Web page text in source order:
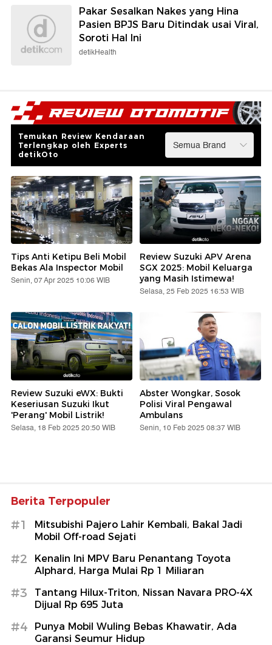
Pakar Sesalkan Nakes yang Hina
Pasien BPJS Baru Ditindak usai Viral,
Soroti Hal Ini
detikHealth
Temukan Review Kendaraan
Terlengkap oleh Experts
detikOto
Tips Anti Ketipu Beli Mobil
Bekas Ala Inspector Mobil
Senin, 07 Apr 2025 10:06 WIB
Review Suzuki APV Arena
SGX 2025: Mobil Keluarga
yang Masih Istimewa!
Selasa, 25 Feb 2025 16:53 WIB
Review Suzuki eWX: Bukti
Keseriusan Suzuki Ikut
'Perang' Mobil Listrik!
Selasa, 18 Feb 2025 20:50 WIB
Abster Wongkar, Sosok
Polisi Viral Pengawal
Ambulans
Senin, 10 Feb 2025 08:37 WIB
Berita Terpopuler
#1
Mitsubishi Pajero Lahir Kembali, Bakal Jadi
Mobil Off-road Sejati
#2
Kenalin Ini MPV Baru Penantang Toyota
Alphard, Harga Mulai Rp 1 Miliaran
#3
Tantang Hilux-Triton, Nissan Navara PRO-4X
Dijual Rp 695 Juta
#4
Punya Mobil Wuling Bebas Khawatir, Ada
Garansi Seumur Hidup